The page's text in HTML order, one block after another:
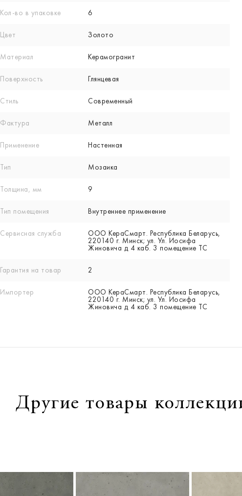
Кол-вo в упаковке 6
Цвет Золото
Материал Керамогранит
Поверхность Глянцевая
Стиль Современный
Фактура Металл
Применение Настенная
Тип Мозаика
Толщина, мм 9
Тип помещения Внутреннее применение
Сервисная служба
ООО КераСмарт. Республика Беларусь,
220140 г. Минск; ул. Ул. Иосифа
Жиновича д 4 каб. 3 помещение ТС
Гарантия на товар 2
Импортер
ООО КераСмарт. Республика Беларусь,
220140 г. Минск; ул. Ул. Иосифа
Жиновича д 4 каб. 3 помещение ТС
Другие товары